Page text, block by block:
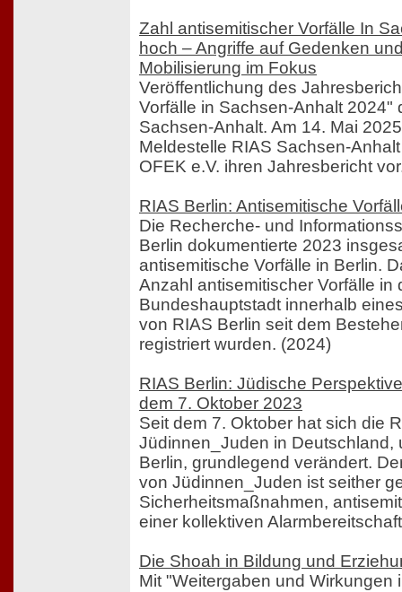
Zahl antisemitischer Vorfälle In
hoch – Angriffe auf Gedenken
Mobilisierung im Fokus
Veröffentlichung des
Vorfälle in Sachsen-Anhalt 2024"
Sachsen-Anhalt. Am 14. Mai
Meldestelle RIAS Sachsen-
OFEK e.V. ihren Jahresbericht
RIAS Berlin: Antisemitische
Die Recherche- und
Berlin dokumentierte 2023
antisemitische Vorfälle in Berlin.
Anzahl antisemitischer Vorfälle in
Bundeshauptstadt innerhalb
von RIAS Berlin seit dem
registriert wurden. (2024)
RIAS Berlin: Jüdische
dem 7. Oktober 2023
Seit dem 7. Oktober hat sich die
Jüdinnen_Juden in Deutschland,
Berlin, grundlegend verändert.
von Jüdinnen_Juden ist seither
Sicherheitsmaßnahmen,
einer kollektiven
Die Shoah in Bildung und
Mit "Weitergaben und Wirkungen